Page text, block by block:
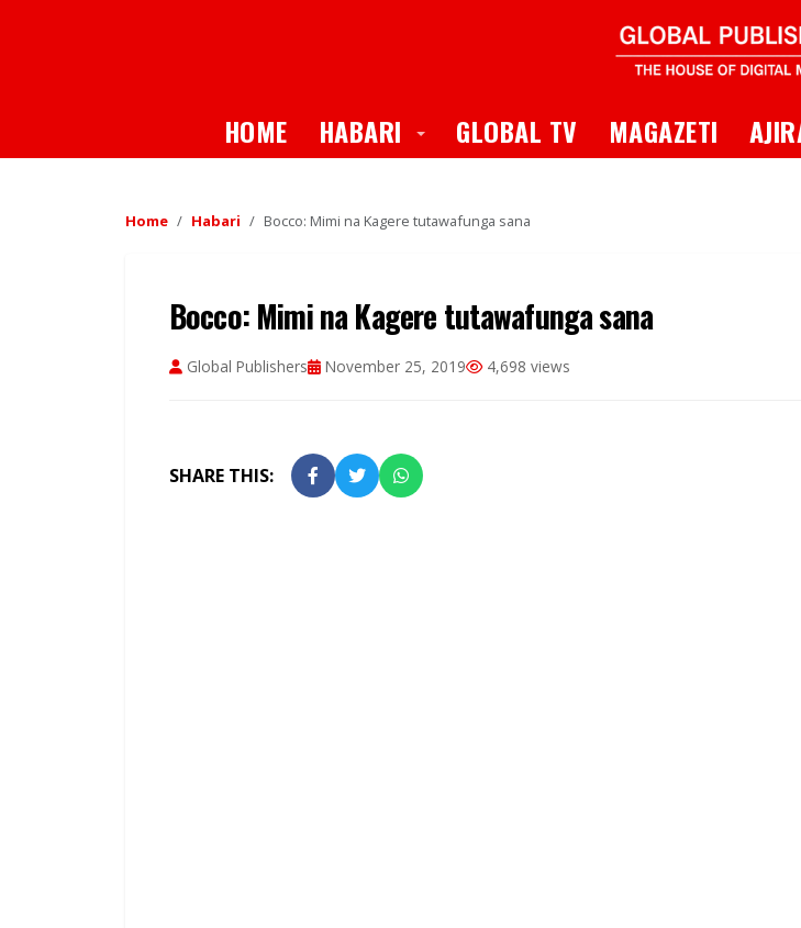
HOME HABARI Toggle Dropdown
GLOBAL TV MAGAZETI
Home Habari Bocco: Mimi na Kagere tutawafunga sana
Bocco: Mimi na Kagere tutawafunga sana
Global Publishers November 25, 2019 4,698 views
SHARE THIS: